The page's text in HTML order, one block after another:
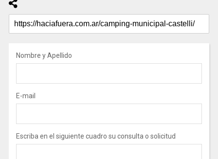
Nombre y Apellido
E-mail
Escriba en el siguiente cuadro su consulta o solicitud